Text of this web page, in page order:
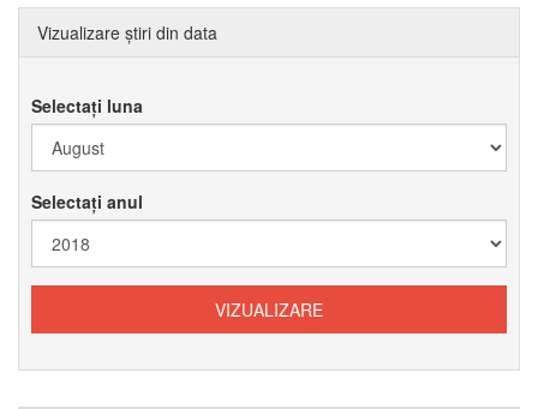
Vizualizare știri din data
Selectați luna
Selectați anul